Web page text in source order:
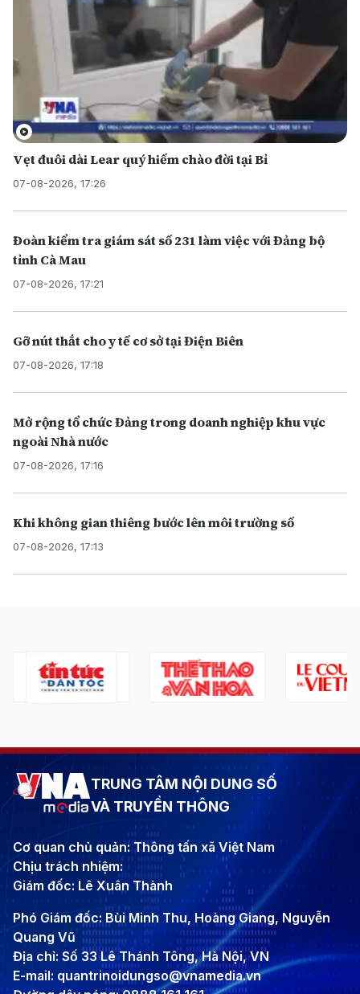
Vẹt đuôi dài Lear quý hiếm chào đời tại Bỉ
07-08-2026, 17:26
Đoàn kiểm tra giám sát số 231 làm việc với Đảng bộ
tỉnh Cà Mau
07-08-2026, 17:21
Gỡ nút thắt cho y tế cơ sở tại Điện Biên
07-08-2026, 17:18
Mở rộng tổ chức Đảng trong doanh nghiệp khu vực
ngoài Nhà nước
07-08-2026, 17:16
Khi không gian thiêng bước lên môi trường số
07-08-2026, 17:13
TRUNG TÂM NỘI DUNG SỐ
VÀ TRUYỀN THÔNG
Cơ quan chủ quản: Thông tấn xã Việt Nam
Chịu trách nhiệm:
Giám đốc: Lê Xuân Thành
Phó Giám đốc: Bùi Minh Thu, Hoàng Giang, Nguyễn
Quang Vũ
Địa chỉ: Số 33 Lê Thánh Tông, Hà Nội, VN
E-mail: quantrinoidungso@vnamedia.vn